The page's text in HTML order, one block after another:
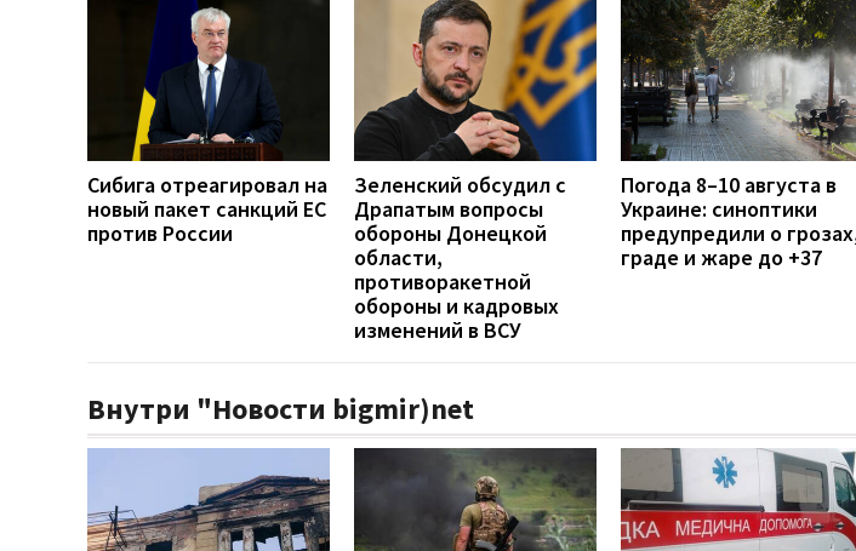
Сибига отреагировал на
новый пакет санкций ЕС
против России
Зеленский обсудил с
Драпатым вопросы
обороны Донецкой
области,
противоракетной
обороны и кадровых
изменений в ВСУ
Погода 8–10 августа в
Украине: синоптики
предупредили о
граде и жаре до +37
Внутри "Новости bigmir)net